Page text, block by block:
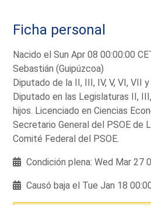
Ficha personal
Nacido el Sun Apr 08 00:00:00
Sebastián (Guipúzcoa)
Diputado de la II, III, IV, V, VI, VII
Diputado en las Legislaturas II,
hijos. Licenciado en Ciencias
Secretario General del PSOE de
Comité Federal del PSOE.
Condición plena: Wed Mar 27
Causó baja el Tue Jan 18